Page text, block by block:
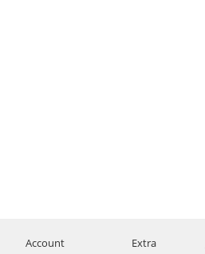
Account Extra